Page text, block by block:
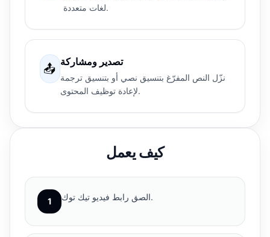
لغات متعددة.
📤 تصدير ومشاركة
نزّل النص المفرّغ بتنسيق نصي أو بتنسيق ترجمة
لإعادة توظيف المحتوى.
كيف يعمل
1 الصق رابط فيديو تيك توك.